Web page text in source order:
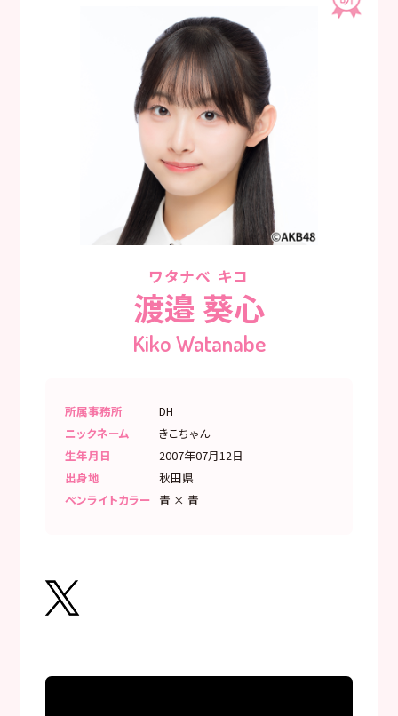
ワタナベ キコ
渡邉 葵心
Kiko Watanabe
所属事務所
DH
ニックネーム
きこちゃん
生年月日
2007年07月12日
出身地
秋田県
ペンライトカラー 青 × 青